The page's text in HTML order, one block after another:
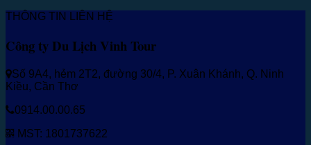
THÔNG TIN LIÊN HỆ
Công ty Du Lịch Vinh Tour
Số 9A4, hẻm 2T2, đường 30/4, P. Xuân Khánh, Q. Ninh
Kiều, Cần Thơ
0914.00.00.65
MST: 1801737622